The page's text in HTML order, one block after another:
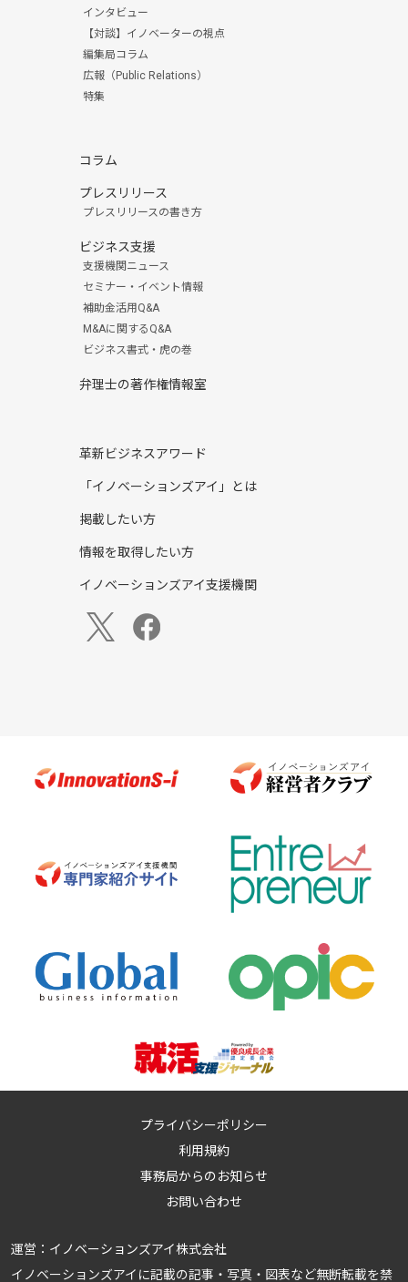
インタビュー
【対談】イノベーターの視点
編集局コラム
広報（Public Relations）
特集
コラム
プレスリリース
プレスリリースの書き方
ビジネス支援
支援機関ニュース
セミナー・イベント情報
補助金活用Q&A
M&Aに関するQ&A
ビジネス書式・虎の巻
弁理士の著作権情報室
革新ビジネスアワード
「イノベーションズアイ」とは
掲載したい方
情報を取得したい方
イノベーションズアイ支援機関
プライバシーポリシー
利用規約
事務局からのお知らせ
お問い合わせ
運営： イノベーションズアイ株式会社
イノベーションズアイに記載の記事・写真・図表など無断転載を禁